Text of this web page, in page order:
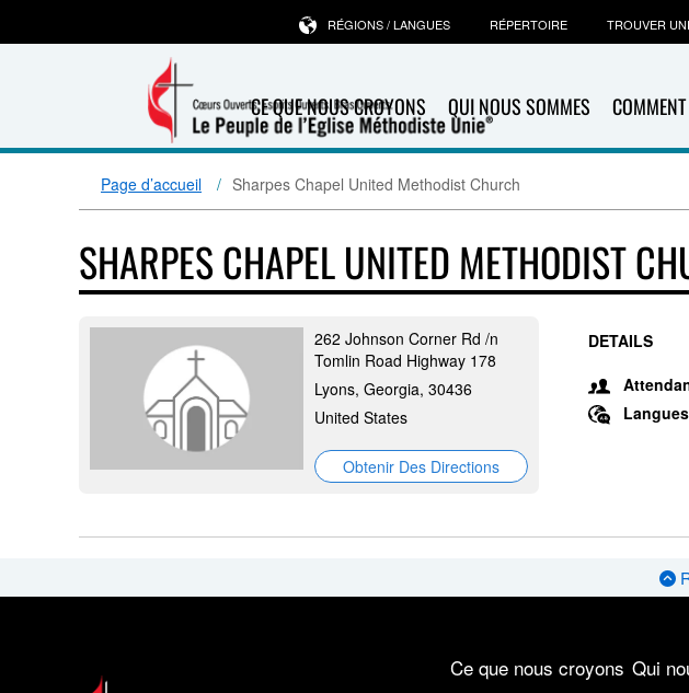
CE QUE NOUS CROYONS QUI NOUS SOMMES
RÉGIONS / LANGUES RÉPERTOIRE TROUVER
Page d’accueil Sharpes Chapel United Methodist Church
SHARPES CHAPEL UNITED METHODIST
262 Johnson Corner Rd /n
Tomlin Road Highway 178
Lyons, Georgia, 30436
United States
Obtenir Des Directions
DETAILS
Ce que nous croyons Qui